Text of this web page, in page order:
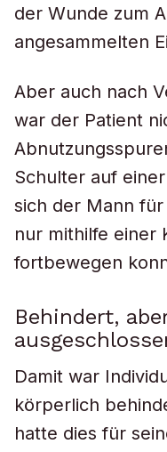
der Wunde zum
angesammelten
Aber auch nach
war der Patient
Schulter auf
sich der Mann
nur mithilfe einer
fortbewegen
Behindert,
Damit war
körperlich
hatte dies für